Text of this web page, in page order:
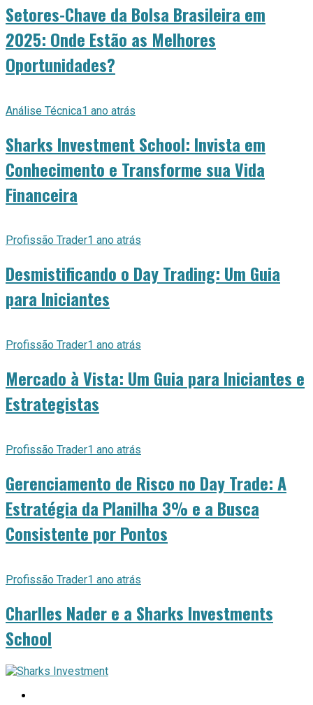
Setores-Chave da Bolsa Brasileira em
2025: Onde Estão as Melhores
Oportunidades?
Análise Técnica1 ano atrás
Sharks Investment School: Invista em
Conhecimento e Transforme sua Vida
Financeira
Profissão Trader1 ano atrás
Desmistificando o Day Trading: Um Guia
para Iniciantes
Profissão Trader1 ano atrás
Mercado à Vista: Um Guia para Iniciantes e
Estrategistas
Profissão Trader1 ano atrás
Gerenciamento de Risco no Day Trade: A
Estratégia da Planilha 3% e a Busca
Consistente por Pontos
Profissão Trader1 ano atrás
Charlles Nader e a Sharks Investments
School